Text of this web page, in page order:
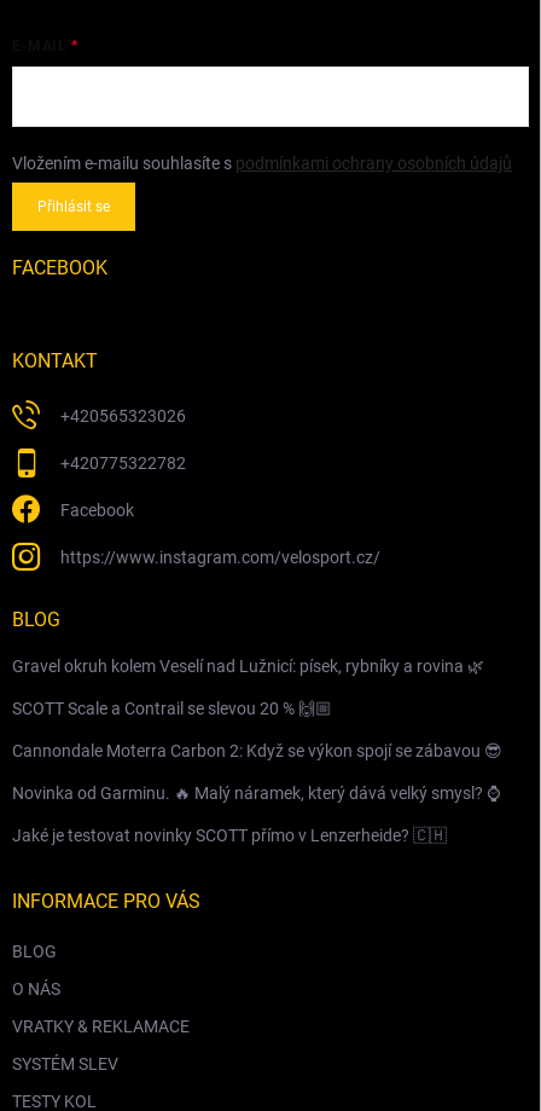
Vložením e-mailu souhlasíte s podmínkami ochrany osobních údajů
Přihlásit se
FACEBOOK
KONTAKT
+420565323026
+420775322782
Facebook
https://www.instagram.com/velosport.cz/
BLOG
Gravel okruh kolem Veselí nad Lužnicí: písek, rybníky a rovina 🌿
SCOTT Scale a Contrail se slevou 20 % 🙌🏼
Cannondale Moterra Carbon 2: Když se výkon spojí se zábavou 😎
Novinka od Garminu. 🔥 Malý náramek, který dává velký smysl? ⌚️
Jaké je testovat novinky SCOTT přímo v Lenzerheide? 🇨🇭
INFORMACE PRO VÁS
BLOG
O NÁS
VRATKY & REKLAMACE
SYSTÉM SLEV
TESTY KOL